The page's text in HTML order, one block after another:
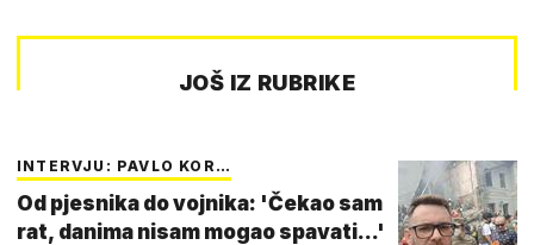
JOŠ IZ RUBRIKE
INTERVJU: PAVLO KOR…
Od pjesnika do vojnika: 'Čekao sam
rat, danima nisam mogao spavati...'